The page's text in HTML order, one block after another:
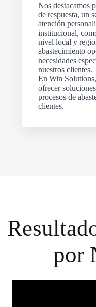
Nos destacamos
de respuesta, un
atención
institucional,
nivel local y
abastecimiento
necesidades
nuestros clientes.
En Win
ofrecer
procesos de
clientes.
por